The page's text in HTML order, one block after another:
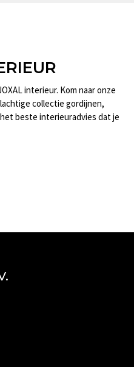
interieur. Kom naar onze
collectie gordijnen,
beste interieuradvies dat je